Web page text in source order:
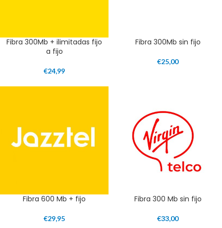
Fibra 300Mb + ilimitadas fijo
a fijo
€24,99
Fibra 300Mb sin fijo
€25,00
Fibra 600 Mb + fijo
€29,95
Fibra 300 Mb sin fijo
€33,00